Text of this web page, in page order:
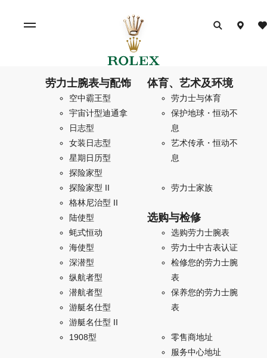
劳力士腕表与配饰
空中霸王型
宇宙计型迪通拿
日志型
女装日志型
星期日历型
探险家型
探险家型 II
格林尼治型 II
陆使型
蚝式恒动
海使型
深潜型
纵航者型
潜航者型
游艇名仕型
游艇名仕型 II
1908型
体育、艺术及环境
劳力士与体育
保护地球・恒动不
息
艺术传承・恒动不
息
劳力士家族
选购与检修
选购劳力士腕表
劳力士中古表认证
检修您的劳力士腕
表
保养您的劳力士腕
表
零售商地址
服务中心地址